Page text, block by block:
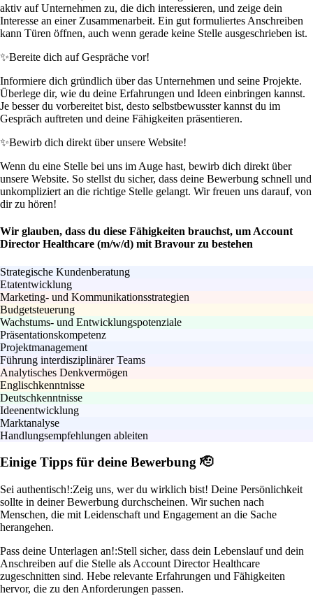
aktiv auf Unternehmen zu, die dich interessieren, und zeige dein
Interesse an einer Zusammenarbeit. Ein gut formuliertes Anschreiben
kann Türen öffnen, auch wenn gerade keine Stelle ausgeschrieben ist.
✨Bereite dich auf Gespräche vor!
Informiere dich gründlich über das Unternehmen und seine Projekte.
Überlege dir, wie du deine Erfahrungen und Ideen einbringen kannst.
Je besser du vorbereitet bist, desto selbstbewusster kannst du im
Gespräch auftreten und deine Fähigkeiten präsentieren.
✨Bewirb dich direkt über unsere Website!
Wenn du eine Stelle bei uns im Auge hast, bewirb dich direkt über
unsere Website. So stellst du sicher, dass deine Bewerbung schnell und
unkompliziert an die richtige Stelle gelangt. Wir freuen uns darauf, von
dir zu hören!
Wir glauben, dass du diese Fähigkeiten brauchst, um Account
Director Healthcare (m/w/d) mit Bravour zu bestehen
Strategische Kundenberatung
Etatentwicklung
Marketing- und Kommunikationsstrategien
Budgetsteuerung
Wachstums- und Entwicklungspotenziale
Präsentationskompetenz
Projektmanagement
Führung interdisziplinärer Teams
Analytisches Denkvermögen
Englischkenntnisse
Deutschkenntnisse
Ideenentwicklung
Marktanalyse
Handlungsempfehlungen ableiten
Einige Tipps für deine Bewerbung 🫡
Sei authentisch!:Zeig uns, wer du wirklich bist! Deine Persönlichkeit
sollte in deiner Bewerbung durchscheinen. Wir suchen nach
Menschen, die mit Leidenschaft und Engagement an die Sache
herangehen.
Pass deine Unterlagen an!:Stell sicher, dass dein Lebenslauf und dein
Anschreiben auf die Stelle als Account Director Healthcare
zugeschnitten sind. Hebe relevante Erfahrungen und Fähigkeiten
hervor, die zu den Anforderungen passen.